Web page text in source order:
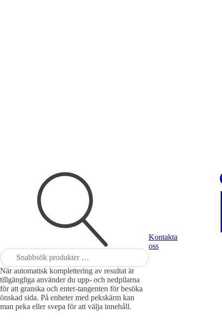
Sök
efter:
När automatisk komplettering av resultat är
tillgängliga använder du upp- och nedpilarna
för att granska och enter-tangenten för besöka
önskad sida. På enheter med pekskärm kan
man peka eller svepa för att välja innehåll.
Kontakta
oss